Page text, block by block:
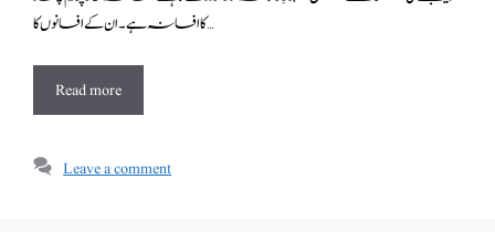
کا افسانہ ہے۔ان کے افسانوں کا …
Read more
Leave a comment